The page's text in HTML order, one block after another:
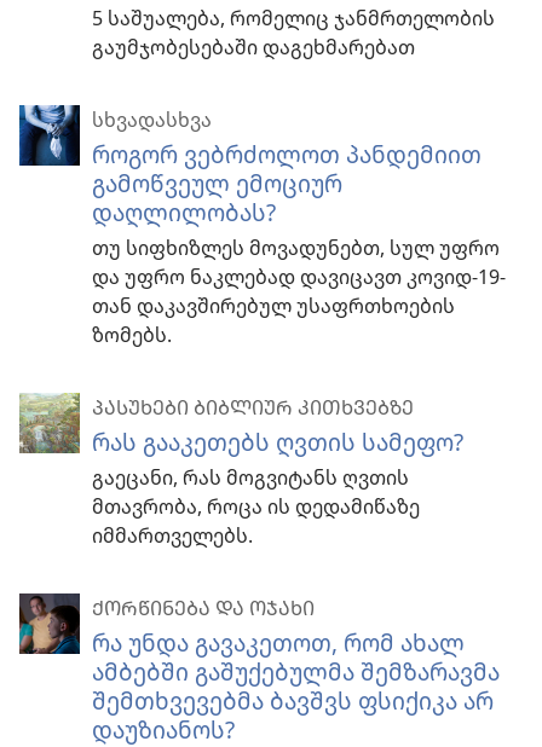
5 საშუალება, რომელიც ჯანმრთელობის
გაუმჯობესებაში დაგეხმარებათ
სხვადასხვა
როგორ ვებრძოლოთ პანდემიით
გამოწვეულ ემოციურ
დაღლილობას?
თუ სიფხიზლეს მოვადუნებთ, სულ უფრო
და უფრო ნაკლებად დავიცავთ კოვიდ-19-
თან დაკავშირებულ უსაფრთხოების
ზომებს.
ᲞᲐᲡᲣᲮᲔᲑᲘ ᲑᲘᲑᲚᲘᲣᲠ ᲙᲘᲗᲮᲕᲔᲑᲖᲔ
რას გააკეთებს ღვთის სამეფო?
გაეცანი, რას მოგვიტანს ღვთის
მთავრობა, როცა ის დედამიწაზე
იმმართველებს.
ᲥᲝᲠᲬᲘᲜᲔᲑᲐ ᲓᲐ ᲝᲯᲐᲮᲘ
რა უნდა გავაკეთოთ, რომ ახალ
ამბებში გაშუქებულმა შემზარავმა
შემთხვევებმა ბავშვს ფსიქიკა არ
დაუზიანოს?